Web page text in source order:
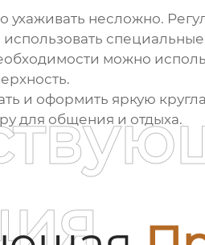
ухаживать несложно.
можно
и оформить яркую
для общения и отдыха.